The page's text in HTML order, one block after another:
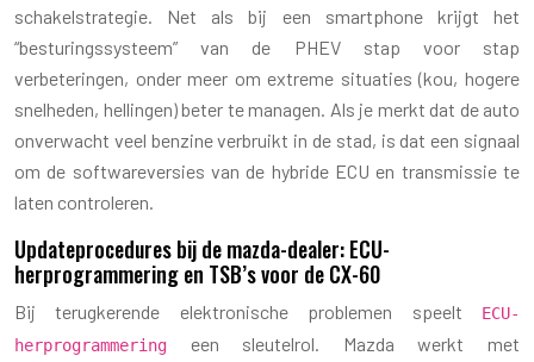
schakelstrategie. Net als bij een smartphone krijgt het
“besturingssysteem” van de PHEV stap voor stap
verbeteringen, onder meer om extreme situaties (kou, hogere
snelheden, hellingen) beter te managen. Als je merkt dat de auto
onverwacht veel benzine verbruikt in de stad, is dat een signaal
om de softwareversies van de hybride ECU en transmissie te
laten controleren.
Updateprocedures bij de mazda-dealer: ECU-
herprogrammering en TSB’s voor de CX-60
Bij terugkerende elektronische problemen speelt
ECU-
herprogrammering een sleutelrol. Mazda werkt met